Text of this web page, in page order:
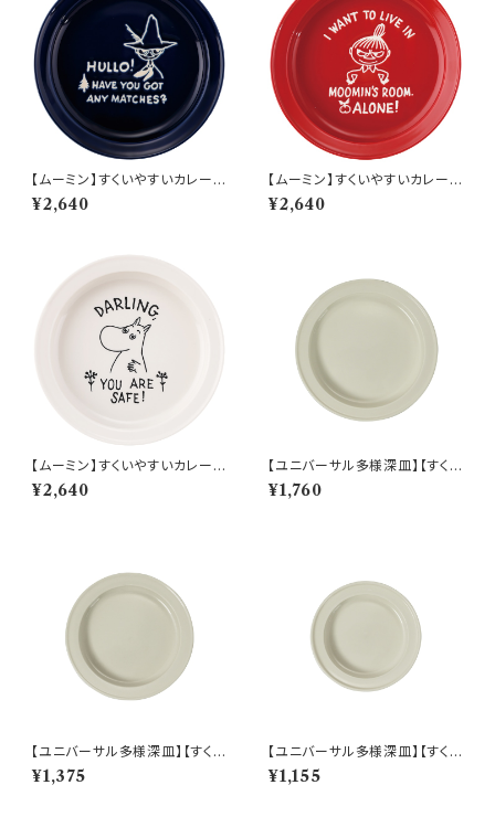
【ムーミン】すくいやすいカレー皿
（スナフキン）【MM9000】MM
9003-320
¥2,640
【ムーミン】すくいやすいカレー皿
（リトルミィ）【MM9000】MM
9002-320
¥2,640
【ムーミン】すくいやすいカレー皿
（ムーミン）【MM9000】MM9
001-320
¥2,640
【ユニバーサル多様深皿】【すくい
やすいうつわ】21cm ディーププ
レート（ホワイト）【NB10】
¥1,760
【ユニバーサル多様深皿】【すくい
やすいうつわ】19cm ディーププ
レート（ホワイト）【NB10】
¥1,375
【ユニバーサル多様深皿】【すくい
やすいうつわ】16.5cm ディープ
プレート（ホワイト）【NB10】
¥1,155